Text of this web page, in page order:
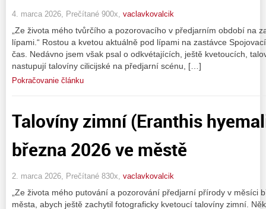
4. marca 2026, Prečítané 900x, vaclavkovalcik
„Ze života mého tvůrčího a pozorovacího v předjarním období na
lípami.“ Rostou a kvetou aktuálně pod lípami na zastávce
čas. Nedávno jsem však psal o odkvétajících, ještě kvetoucích,
nastupují talovíny cilicijské na předjarní scénu, […]
Pokračovanie článku
Talovíny zimní (Eranthis
března 2026 ve městě
2. marca 2026, Prečítané 830x, vaclavkovalcik
„Ze života mého putování a pozorování předjarní přírody v měsíci
města, abych ještě zachytil fotograficky kvetoucí talovíny zimní.